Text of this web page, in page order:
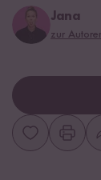
Jana
zur